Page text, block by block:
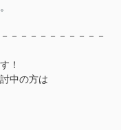
－－－－－－－－－－
！
中の方は